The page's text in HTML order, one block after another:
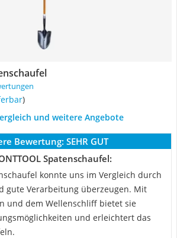
)
und weitere Angebote
Bewertung: SEHR GUT
Spatenschaufel:
konnte uns im Vergleich durch
gute Verarbeitung überzeugen. Mit
und dem Wellenschliff bietet sie
und erleichtert das